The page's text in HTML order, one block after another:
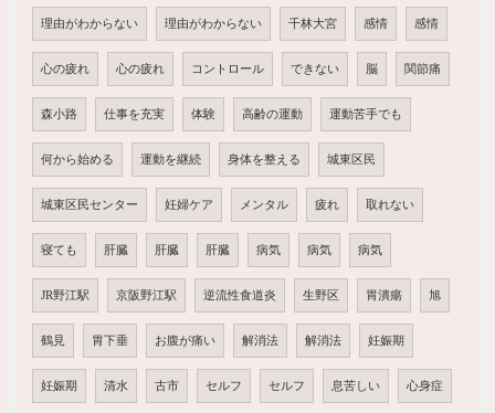
理由がわからない 理由がわからない 千林大宮 感情 感情
心の疲れ 心の疲れ コントロール できない 脳 関節痛
森小路 仕事を充実 体験 高齢の運動 運動苦手でも
何から始める 運動を継続 身体を整える 城東区民
城東区民センター 妊婦ケア メンタル 疲れ 取れない
寝ても 肝臓 肝臓 肝臓 病気 病気 病気
JR野江駅 京阪野江駅 逆流性食道炎 生野区 胃潰瘍 旭
鶴見 胃下垂 お腹が痛い 解消法 解消法 妊娠期
妊娠期 清水 古市 セルフ セルフ 息苦しい 心身症